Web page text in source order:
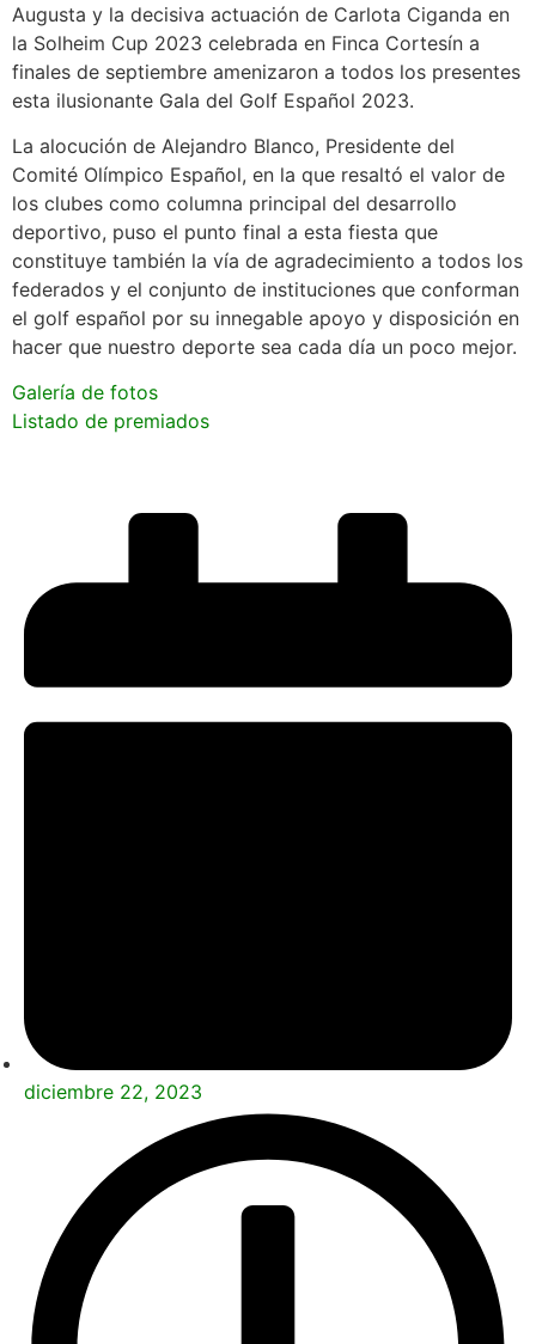
Augusta y la decisiva actuación de Carlota Ciganda en
la Solheim Cup 2023 celebrada en Finca Cortesín a
finales de septiembre amenizaron a todos los presentes
esta ilusionante Gala del Golf Español 2023.
La alocución de Alejandro Blanco, Presidente del
Comité Olímpico Español, en la que resaltó el valor de
los clubes como columna principal del desarrollo
deportivo, puso el punto final a esta fiesta que
constituye también la vía de agradecimiento a todos los
federados y el conjunto de instituciones que conforman
el golf español por su innegable apoyo y disposición en
hacer que nuestro deporte sea cada día un poco mejor.
Galería de fotos
Listado de premiados
diciembre 22, 2023